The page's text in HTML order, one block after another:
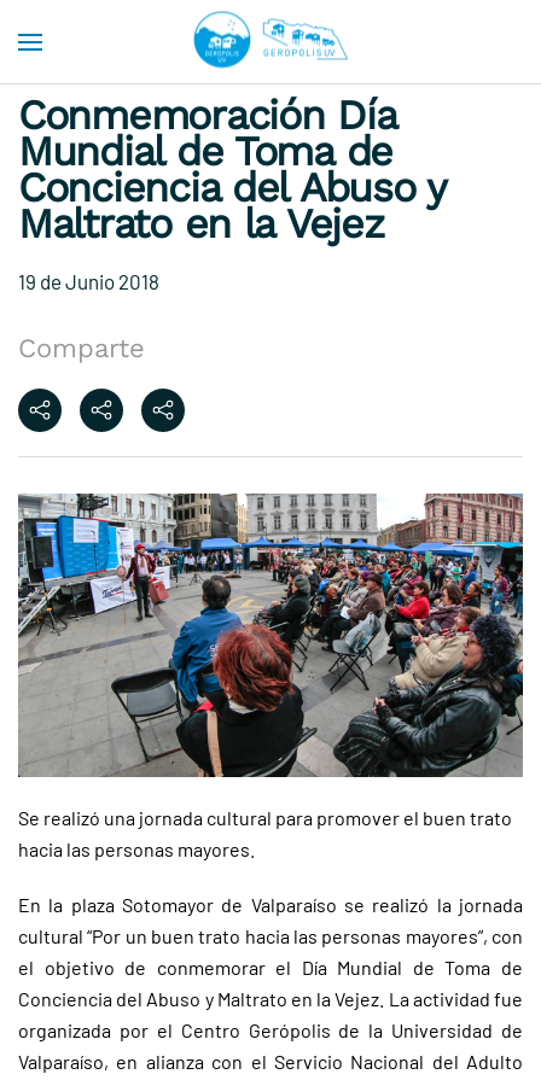
Skip to main content
Conmemoración Día
Mundial de Toma de
Conciencia del Abuso y
Maltrato en la Vejez
19 de Junio 2018
Comparte
Se realizó una jornada cultural para promover el buen trato
hacia las personas mayores.
En la plaza Sotomayor de Valparaíso se realizó la jornada
cultural “Por un buen trato hacia las personas mayores”, con
el objetivo de conmemorar el Día Mundial de Toma de
Conciencia del Abuso y Maltrato en la Vejez. La actividad fue
organizada por el Centro Gerópolis de la Universidad de
Valparaíso, en alianza con el Servicio Nacional del Adulto